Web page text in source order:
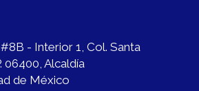
- Interior 1, Col. Santa
06400, Alcaldía
de México